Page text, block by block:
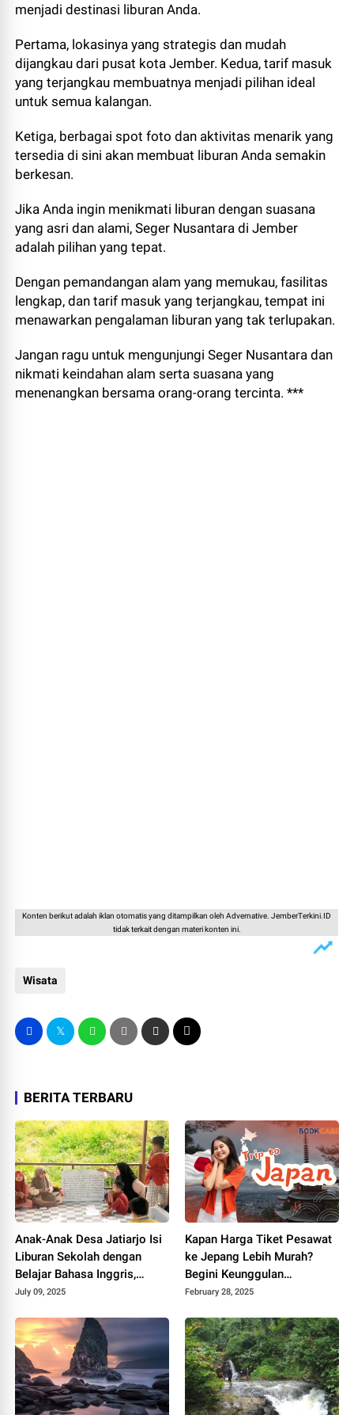
menjadi destinasi liburan Anda.
Pertama, lokasinya yang strategis dan mudah
dijangkau dari pusat kota Jember. Kedua, tarif masuk
yang terjangkau membuatnya menjadi pilihan ideal
untuk semua kalangan.
Ketiga, berbagai spot foto dan aktivitas menarik yang
tersedia di sini akan membuat liburan Anda semakin
berkesan.
Jika Anda ingin menikmati liburan dengan suasana
yang asri dan alami, Seger Nusantara di Jember
adalah pilihan yang tepat.
Dengan pemandangan alam yang memukau, fasilitas
lengkap, dan tarif masuk yang terjangkau, tempat ini
menawarkan pengalaman liburan yang tak terlupakan.
Jangan ragu untuk mengunjungi Seger Nusantara dan
nikmati keindahan alam serta suasana yang
menenangkan bersama orang-orang tercinta. ***
Konten berikut adalah iklan otomatis yang ditampilkan oleh Advernative. JemberTerkini.ID
tidak terkait dengan materi konten ini.
Wisata
BERITA TERBARU
Anak-Anak Desa Jatiarjo Isi
Liburan Sekolah dengan
Belajar Bahasa Inggris,
Dukung Wisata dan Kurangi
July 09, 2025
Kapan Harga Tiket Pesawat
ke Jepang Lebih Murah?
Begini Keunggulan
Menggunakan BookCabin
February 28, 2025